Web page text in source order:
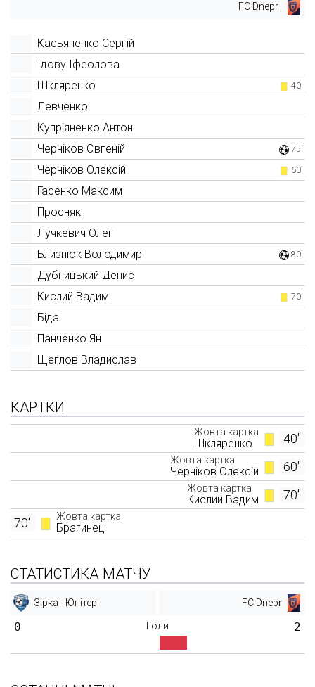
FC Dnepr
Касьяненко Сергій
Ідову Іфеолова
Шкляренко
40'
Левченко
Купріяненко Антон
Черніков Євгеній
75'
Черніков Олексій 60'
Гасенко Максим
Просняк
Лучкевич Олег
Близнюк Володимир
80'
Дубницький Денис
Кислий Вадим
70'
Біда
Панченко Ян
Щеглов Владислав
КАРТКИ
40'
Жовта картка
Шкляренко
60'
Жовта картка
Черніков Олексій
70'
Жовта картка
Кислий Вадим
Жовта картка
Брагинец
70'
СТАТИСТИКА МАТЧУ
Зірка - Юпітер FC Dnepr
0 Голи 2